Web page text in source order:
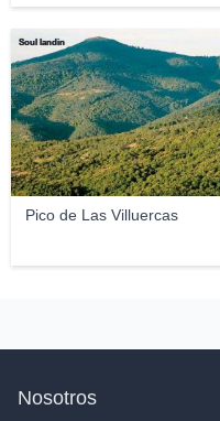
Pico de Las Villuercas
Soul landin
Nosotros